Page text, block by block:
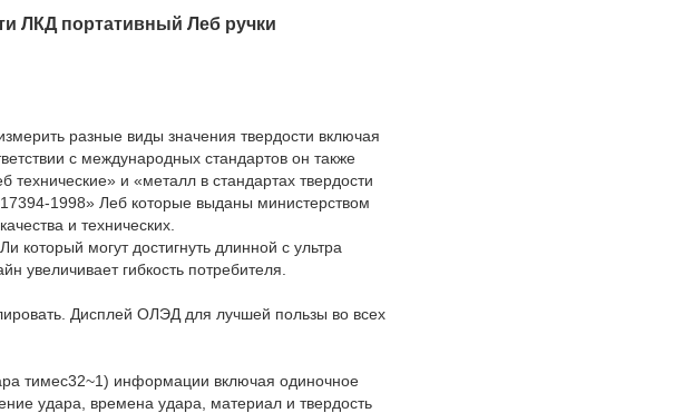
ЛКД портативный Леб ручки
разные виды значения твердости включая
с международных стандартов он также
технические» и «металл в стандартах твердости
1998» Леб которые выданы министерством
и технических.
могут достигнуть длинной с ультра
увеличивает гибкость потребителя.
Дисплей ОЛЭД для лучшей пользы во всех
тимес32~1) информации включая одиночное
удара, времена удара, материал и твердость